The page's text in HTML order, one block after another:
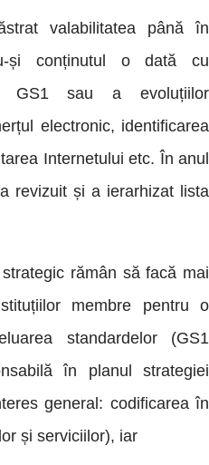
valabilitatea până în
și conținutul o dată cu
GS1 sau a evoluțiilor
electronic, identificarea
Internetului etc. În anul
revizuit și a ierarhizat lista
rămân să facă mai
membre pentru o
standardelor (GS1
în planul strategiei
general: codificarea în
și serviciilor), iar